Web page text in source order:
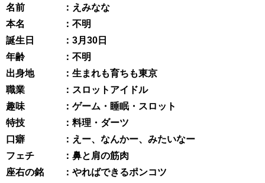
名前 ：えみなな
本名 ：不明
誕生日 ：3月30日
年齢 ：不明
出身地 ：生まれも育ちも東京
職業 ：スロットアイドル
趣味 ：ゲーム・睡眠・スロット
特技 ：料理・ダーツ
口癖 ：えー、なんかー、みたいなー
フェチ ：鼻と肩の筋肉
座右の銘 ：やればできるポンコツ